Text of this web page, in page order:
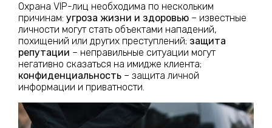
Охрана VIP-лиц необходима по нескольким
причинам: угроза жизни и здоровью – известные
личности могут стать объектами нападений,
похищений или других преступлений; защита
репутации – неправильные ситуации могут
негативно сказаться на имидже клиента;
конфиденциальность – защита личной
информации и приватности.